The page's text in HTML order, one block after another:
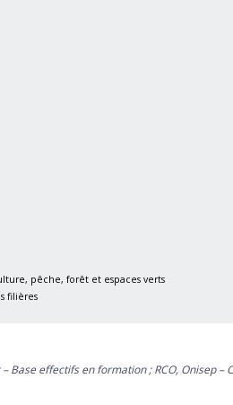
pêche, forêt et espaces verts
filières
– Base effectifs en formation ; RCO, Onisep